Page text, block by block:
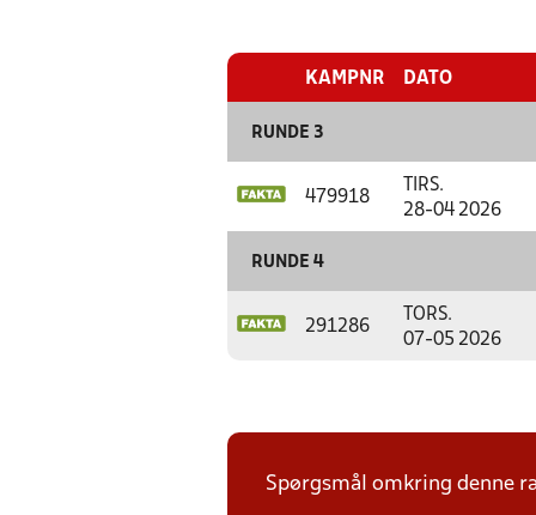
KAMPNR DATO
RUNDE 3
479918
TIRS.
28-04 2026
RUNDE 4
291286
TORS.
07-05 2026
Spørgsmål omkring denne